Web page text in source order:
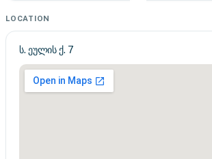
LOCATION
ს. ეულის ქ. 7